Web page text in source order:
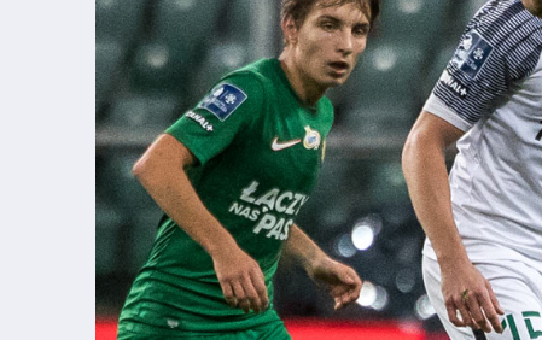
Privacy
policy
Regulations
Development
Plan